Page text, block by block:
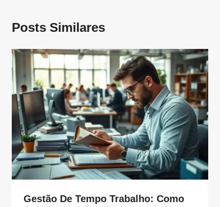
Posts Similares
Gestão De Tempo Trabalho: Como